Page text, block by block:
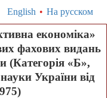
English • На русском
економіка»
фахових видань
(Категорія «Б»,
України від